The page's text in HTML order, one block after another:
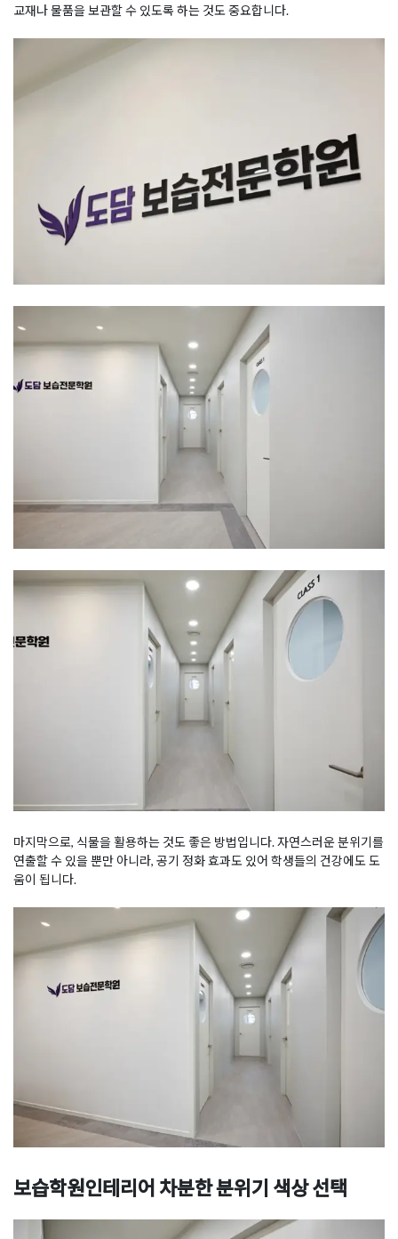
교재나 물품을 보관할 수 있도록 하는 것도 중요합니다.
마지막으로, 식물을 활용하는 것도 좋은 방법입니다. 자연스러운 분위기를
연출할 수 있을 뿐만 아니라, 공기 정화 효과도 있어 학생들의 건강에도 도
움이 됩니다.
보습학원인테리어 차분한 분위기 색상 선택